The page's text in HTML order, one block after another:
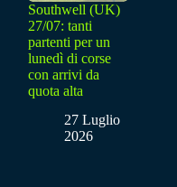
Southwell (UK)
27/07: tanti
partenti per un
lunedì di corse
con arrivi da
quota alta
27 Luglio
2026